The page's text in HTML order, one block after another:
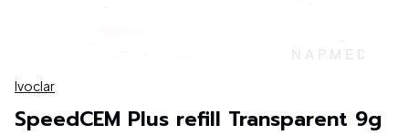
Ivoclar
SpeedCEM Plus refill Transparent 9g